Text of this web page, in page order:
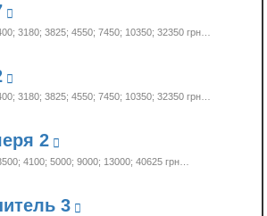
3180; 3825; 4550; 7450; 10350; 32350 грн…
3180; 3825; 4550; 7450; 10350; 32350 грн…
2
4100; 5000; 9000; 13000; 40625 грн…
3